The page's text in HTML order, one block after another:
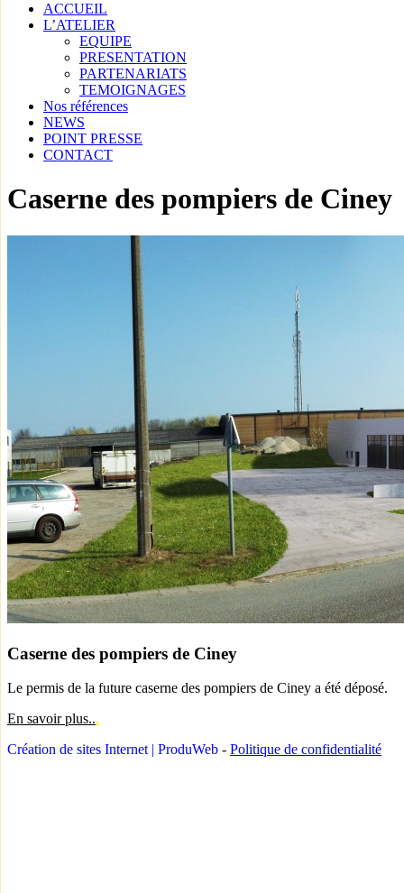
ACCUEIL
L’ATELIER
EQUIPE
PRESENTATION
PARTENARIATS
TEMOIGNAGES
Nos références
NEWS
POINT PRESSE
CONTACT
Caserne des pompiers de Ciney
Caserne des pompiers de Ciney
Le permis de la future caserne des pompiers de Ciney a été déposé.
En savoir plus...
Création de sites Internet | ProduWeb - Politique de confidentialité